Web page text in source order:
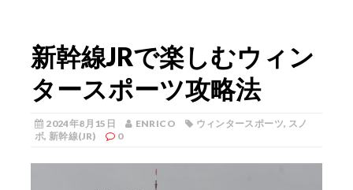
新幹線JRで楽しむウィン
タースポーツ攻略法
2024年8月15日 ENRICO ウィンタースポーツ, スノ
ボ, 新幹線(JR) 0